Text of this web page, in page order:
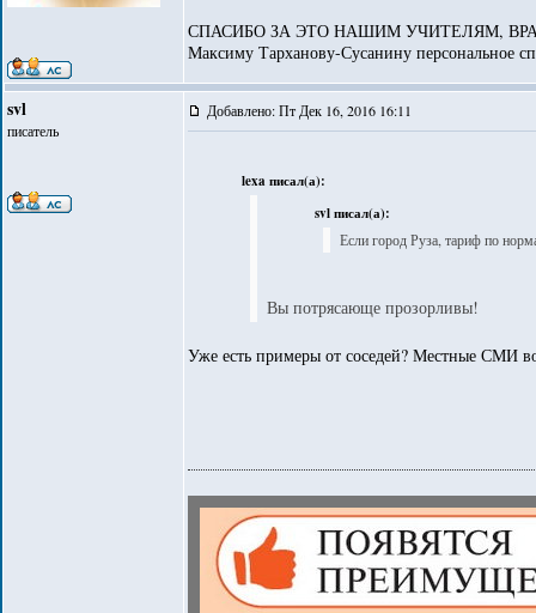
СПАСИБО ЗА ЭТО НАШИМ УЧИТЕЛЯМ,
Максиму Тарханову-Сусанину персональное
svl
писатель
Добавлено: Пт Дек 16, 2016 16:11
lexa писал(а):
svl писал(а):
Если город Руза, тариф по
Вы потрясающе прозорливы!
Уже есть примеры от соседей? Местные СМИ